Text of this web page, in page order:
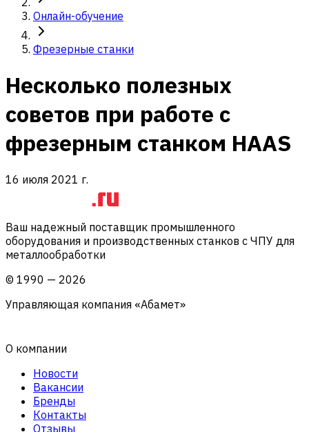
Онлайн-обучение
Фрезерные станки
Несколько полезных
советов при работе с
фрезерным станком HAAS
16 июля 2021 г.
Ваш надежный поставщик промышленного
оборудования и производственных станков с ЧПУ для
металлообработки
© 1990 — 2026
Управляющая компания «Абамет»
О компании
Новости
Вакансии
Бренды
Контакты
Отзывы